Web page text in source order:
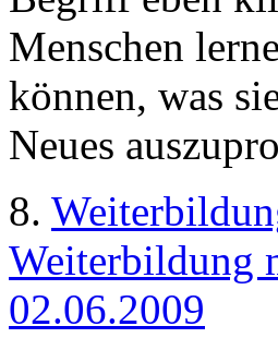
Menschen
können, was
Neues
8.
Weiterbildung
02.06.2009